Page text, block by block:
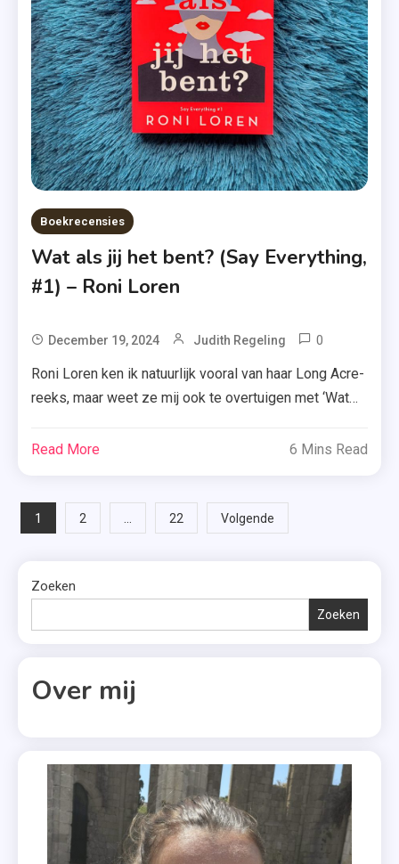
Meeslepend
,
Roman
,
Vier
Sterren
,
Zomer
&
Boekrecensies
Wat als jij het bent? (Say Everything,
#1) – Roni Loren
December 19, 2024 Judith Regeling 0
,
Loren
,
Jij
Het
Bent?
,
Zomer
Roni Loren ken ik natuurlijk vooral van haar Long Acre-
reeks, maar weet ze mij ook te overtuigen met ‘Wat
serie? Ik vertel je het vandaag! Iedereen kent Miz
Read More 6 Mins Read
Berichten
1 2 … 22 Volgende
Zoeken
Zoeken
Over mij